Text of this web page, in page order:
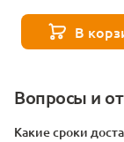
Points TR150-1-
BS
В
Вопросы и
Какие сроки